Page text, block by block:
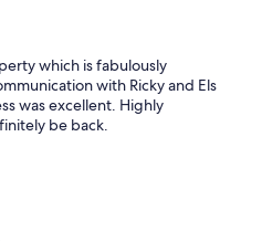
which is fabulously
with Ricky and Els
was excellent. Highly
be back.